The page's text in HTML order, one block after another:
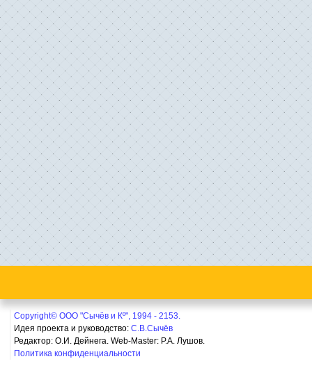
Copyright© ООО "Сычёв и Кº", 1994 - 2153.
Идея проекта и руководство: С.В.Сычёв
Редактор: О.И. Дейнега. Web-Master: Р.А. Лушов.
Политика конфиденциальности